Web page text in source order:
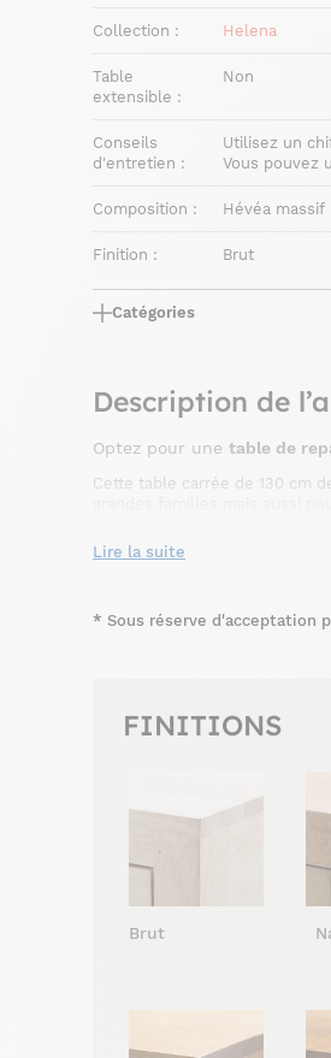
Collection : Helena
Table
extensible :
Non
Conseils
d'entretien :
Utilisez un
Vous pouvez
Composition : Hévéa massif
Finition : Brut
Catégories
Description de
Optez pour une table de
Cette table carrée de 130 cm
dans votre salle à manger,
de Pier Import. Cette table va
finitions. Vous aimez les
avez envie d'espace et de
Lire la suite
* Sous réserve d'acceptation
FINITIONS
Brut